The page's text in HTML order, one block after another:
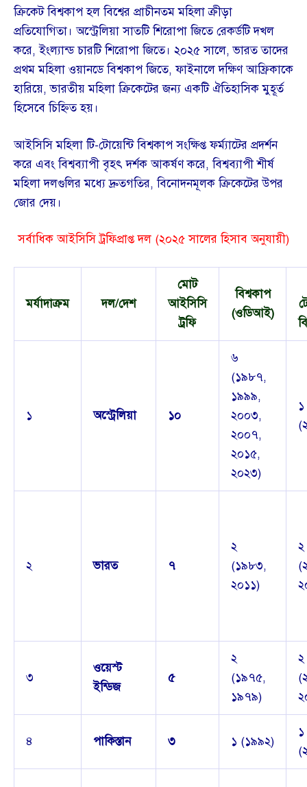
ক্রিকেট বিশ্বকাপ হল বিশ্বের প্রাচীনতম মহিলা ক্রীড়া
প্রতিযোগিতা। অস্ট্রেলিয়া সাতটি শিরোপা জিতে রেকর্ডটি দখল
করে, ইংল্যান্ড চারটি শিরোপা জিতে। ২০২৫ সালে, ভারত তাদের
প্রথম মহিলা ওয়ানডে বিশ্বকাপ জিতে, ফাইনালে দক্ষিণ আফ্রিকাকে
হারিয়ে, ভারতীয় মহিলা ক্রিকেটের জন্য একটি ঐতিহাসিক মুহূর্ত
হিসেবে চিহ্নিত হয়।
আইসিসি মহিলা টি-টোয়েন্টি বিশ্বকাপ সংক্ষিপ্ত ফর্ম্যাটের প্রদর্শন
করে এবং বিশ্বব্যাপী বৃহৎ দর্শক আকর্ষণ করে, বিশ্বব্যাপী শীর্ষ
মহিলা দলগুলির মধ্যে দ্রুতগতির, বিনোদনমূলক ক্রিকেটের উপর
জোর দেয়।
সর্বাধিক আইসিসি ট্রফিপ্রাপ্ত দল (২০২৫ সালের হিসাব অনুযায়ী)
মর্যাদাক্রম দল/দেশ
মোট
আইসিসি
ট্রফি
বিশ্বকাপ
(ওডিআই)
১ অস্ট্রেলিয়া ১০
৬
(১৯৮৭,
১৯৯৯,
২০০৩,
২০০৭,
২০১৫,
২০২৩)
১
২ ভারত ৭
২
(১৯৮৩,
২০১১)
২
৩
ওয়েস্ট
ইন্ডিজ
৫
২
(১৯৭৫,
১৯৭৯)
২
৪ পাকিস্তান ৩ ১ (১৯৯২)
১